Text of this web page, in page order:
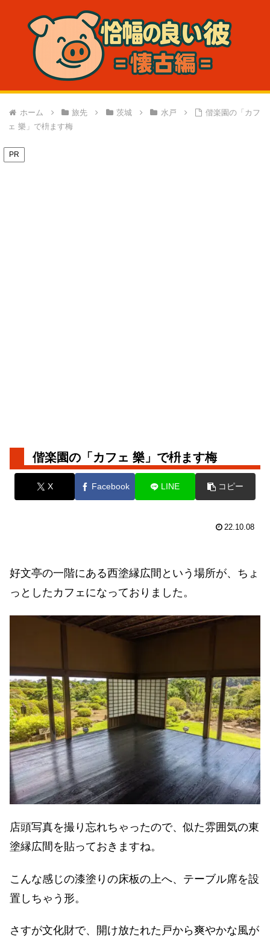
ホーム 旅先 茨城 水戸
偕楽園の「カフ
ェ 樂」で枡ます梅
PR
偕楽園の「カフェ 樂」で枡ます梅
X Facebook LINE コピー
22.10.08
好文亭の一階にある西塗縁広間という場所が、ちょ
っとしたカフェになっておりました。
店頭写真を撮り忘れちゃったので、似た雰囲気の東
塗縁広間を貼っておきますね。
こんな感じの漆塗りの床板の上へ、テーブル席を設
置しちゃう形。
さすが文化財で、開け放たれた戸から爽やかな風が